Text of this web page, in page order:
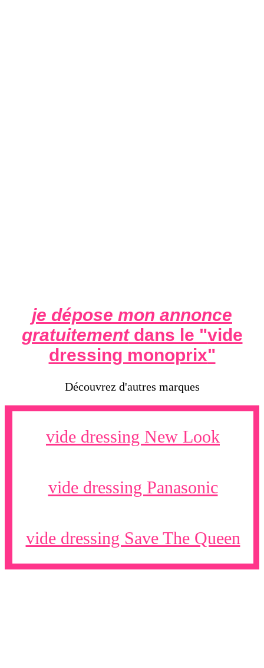
je dépose mon annonce
gratuitementdans le "vide
dressing monoprix"
Découvrez d'autres marques
vide dressing New Look
vide dressing Panasonic
vide dressing Save The Queen